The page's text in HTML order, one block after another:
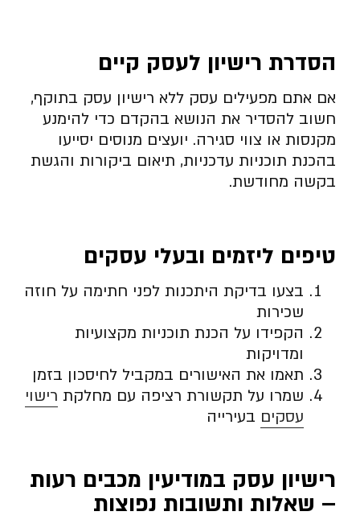
הסדרת רישיון לעסק קיים
אם אתם מפעילים עסק ללא רישיון עסק בתוקף,
חשוב להסדיר את הנושא בהקדם כדי להימנע
מקנסות או צווי סגירה. יועצים מנוסים יסייעו
בהכנת תוכניות עדכניות, תיאום ביקורות והגשת
בקשה מחודשת.
טיפים ליזמים ובעלי עסקים
בצעו בדיקת היתכנות לפני חתימה על חוזה
שכירות
הקפידו על הכנת תוכניות מקצועיות
ומדויקות
תאמו את האישורים במקביל לחיסכון בזמן
שמרו על תקשורת רציפה עם מחלקת רישוי
עסקים בעירייה
רישיון עסק במודיעין מכבים רעות
– שאלות ותשובות נפוצות